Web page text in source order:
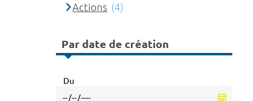
Actions (4)
Par date de création
Du